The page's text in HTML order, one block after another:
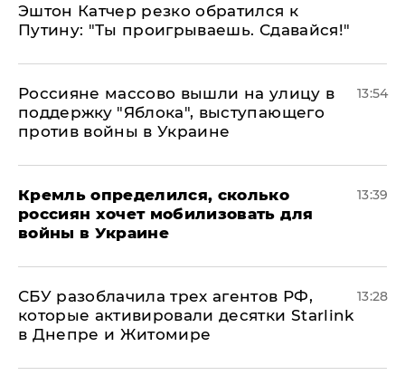
Эштон Катчер резко обратился к
Путину: "Ты проигрываешь. Сдавайся!"
Россияне массово вышли на улицу в
поддержку "Яблока", выступающего
против войны в Украине
13:54
Кремль определился, сколько
россиян хочет мобилизовать для
войны в Украине
13:39
СБУ разоблачила трех агентов РФ,
которые активировали десятки Starlink
в Днепре и Житомире
13:28